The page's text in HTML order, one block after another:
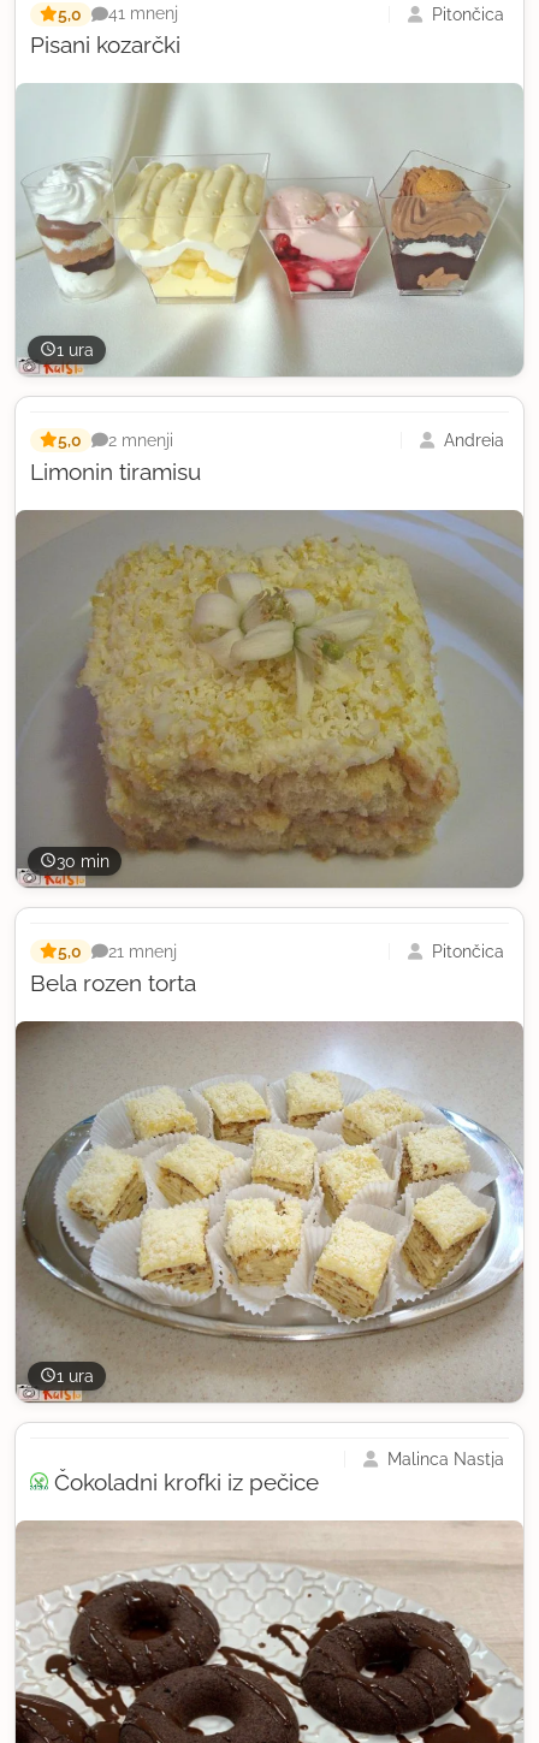
1 ura
Pisani kozarčki
5,0 41 mnenj Pitončica
30 min
Limonin tiramisu
5,0 2 mnenji Andreia
1 ura
Bela rozen torta
5,0 21 mnenj Pitončica
Čokoladni krofki iz pečice
Malinca Nastja